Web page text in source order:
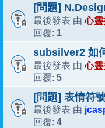
[問題]
最後發表 由心
回覆: 1
subsilver2 如
最後發表 由心
回覆: 5
[問題] 表情符
最後發表 由
回覆: 4